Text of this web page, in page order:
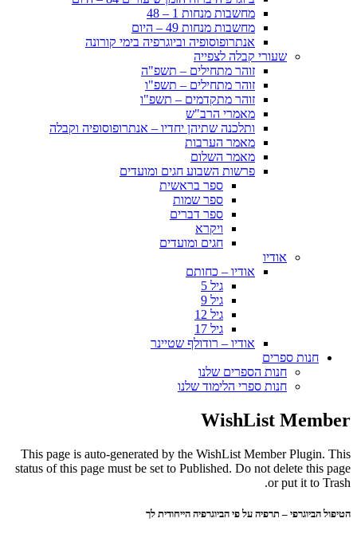
מחשבות מנחות 1 – 48
מחשבות מנחות 49 – היום
אנתרופוסופיה וביוגרפיה בימי קורונה
שעורי קבלה לצפייה
זוהר מתחילים – תשפ"ה
זוהר מתחילים – תשפ"ו
זוהר מתקדמים – תשפ"ו
מאמרי הרב"ש
ותלכנה שתיהן יחדיו – אנתרופוסופיה וקבלה
מאמר הערבות
מאמר השלום
פרשות השבוע חגים ומועדים
ספר בראשית
ספר שמות
ספר דברים
ויקרא
חגים ומועדים
אודיו
אודיו – כחותם
גיל 5
גיל 9
גיל 12
גיל 17
אודיו – רודולף שטיינר
חנות ספרים
חנות הספרים שלנו
חנות ספרי הלימוד שלנו
WishList Member
This page is auto-generated by the WishList Member Plugin. This
status of this page must be set to Published. Do not delete this page
or put it to Trash.
הטיפול הביוגרפי – תרפיה על פי הביוגרפיה הייחודית לך